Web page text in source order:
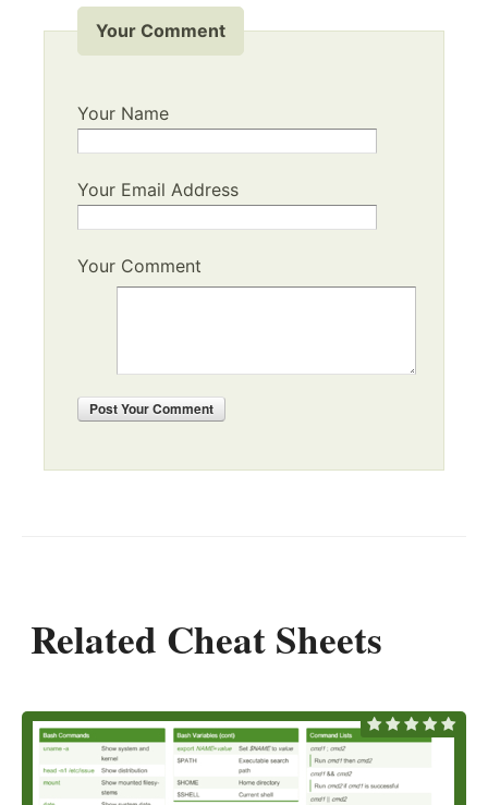
Your Comment
Your Name
Your Email Address
Your Comment
PostYour Comment
Related Cheat Sheets